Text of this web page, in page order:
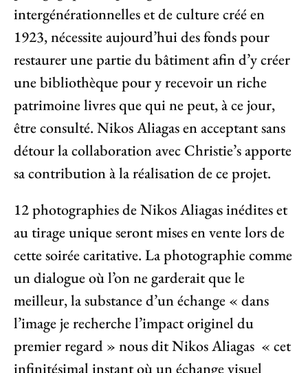
intergénérationnelles et de culture créé en
1923, nécessite aujourd’hui des fonds pour
restaurer une partie du bâtiment afin d’y créer
une bibliothèque pour y recevoir un riche
patrimoine livres que qui ne peut, à ce jour,
être consulté. Nikos Aliagas en acceptant sans
détour la collaboration avec Christie’s apporte
sa contribution à la réalisation de ce projet.
12 photographies de Nikos Aliagas inédites et
au tirage unique seront mises en vente lors de
cette soirée caritative. La photographie comme
un dialogue où l’on ne garderait que le
meilleur, la substance d’un échange « dans
l’image je recherche l’impact originel du
premier regard » nous dit Nikos Aliagas « cet
infinitésimal instant où un échange visuel